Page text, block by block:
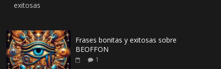
exitosas
Frases bonitas y exitosas sobre
BEOFFON
1